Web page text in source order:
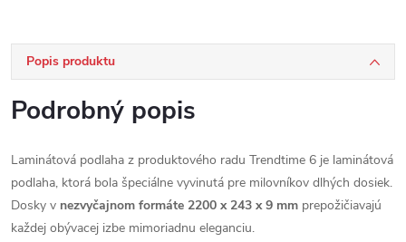
Popis produktu
Podrobný popis
Laminátová podlaha z produktového radu Trendtime 6 je laminátová
podlaha, ktorá bola špeciálne vyvinutá pre milovníkov dlhých dosiek.
Dosky v nezvyčajnom formáte 2200 x 243 x 9 mm prepožičiavajú
každej obývacej izbe mimoriadnu eleganciu.